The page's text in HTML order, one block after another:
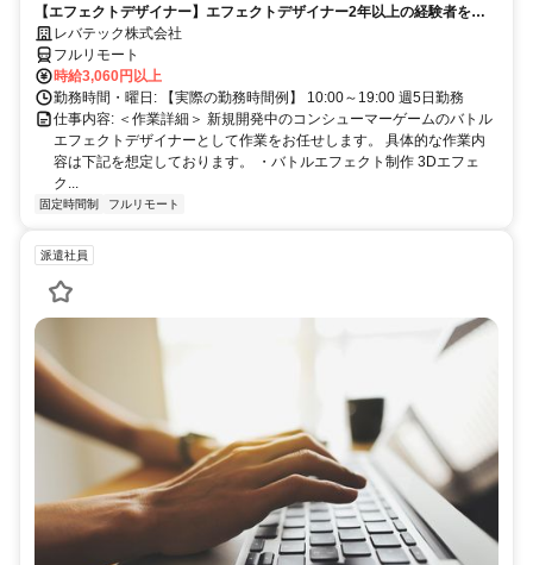
_LTCR187574_CP_CRG
【エフェクトデザイナー】エフェクトデザイナー2年以上の経験者を歓
迎！キャリアアップを目指したい方も大歓迎♪
レバテック株式会社
フルリモート
時給3,060円以上
勤務時間・曜日: 【実際の勤務時間例】 10:00～19:00 週5日勤務
仕事内容: ＜作業詳細＞ 新規開発中のコンシューマーゲームのバトル
エフェクトデザイナーとして作業をお任せします。 具体的な作業内
容は下記を想定しております。 ・バトルエフェクト制作 3Dエフェ
ク...
固定時間制 フルリモート
派遣社員